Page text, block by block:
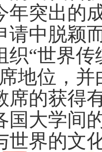
年突出的
请中脱颖
织“世界
地位，
席的获得
国大学间
世界的文